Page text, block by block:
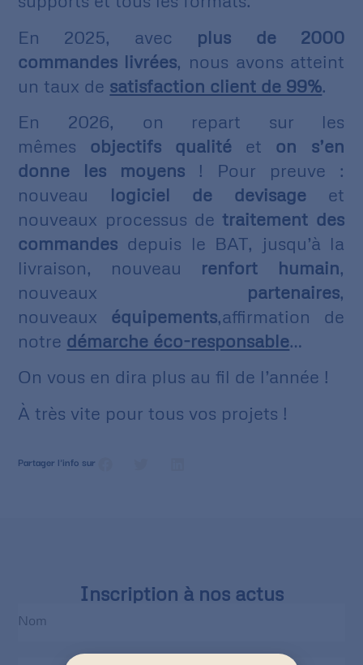
En 2025, avec plus de 2000
commandes livrées, nous avons atteint
un taux de satisfaction client de 99%.
En 2026, on repart sur les
mêmes objectifs qualité et on s’en
donne les moyens ! Pour preuve :
nouveau logiciel de devisage et
nouveaux processus de traitement des
commandes depuis le BAT, jusqu’à la
livraison, nouveau renfort humain,
nouveaux partenaires,
nouveaux équipements,affirmation de
notre démarche éco-responsable…
On vous en dira plus au fil de l’année !
À très vite pour tous vos projets !
Partager l'info sur
Inscription à nos actus